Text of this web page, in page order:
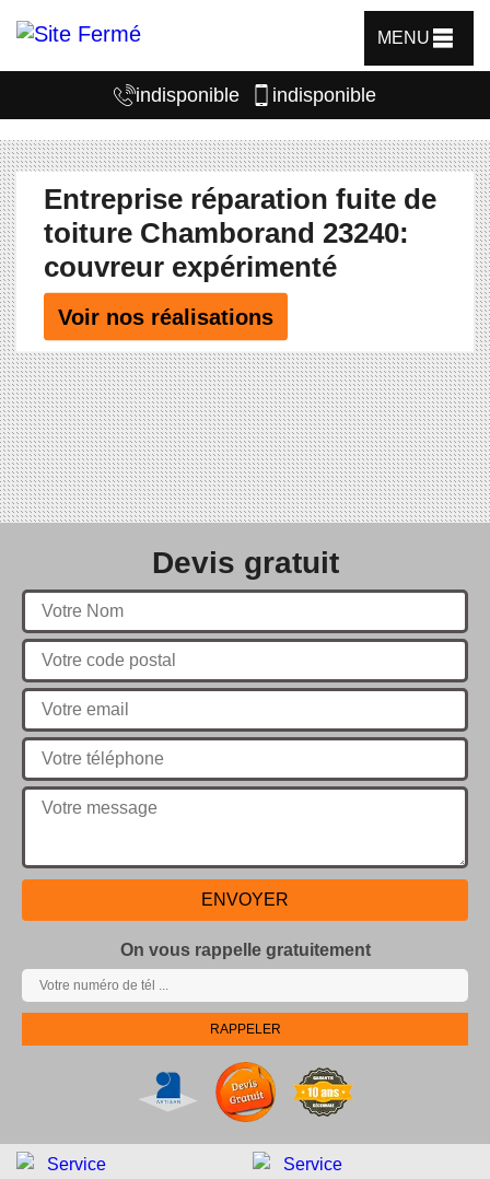
MENU
indisponible indisponible
Entreprise réparation fuite de
toiture Chamborand 23240:
couvreur expérimenté
Voir nos réalisations
Devis gratuit
On vous rappelle gratuitement